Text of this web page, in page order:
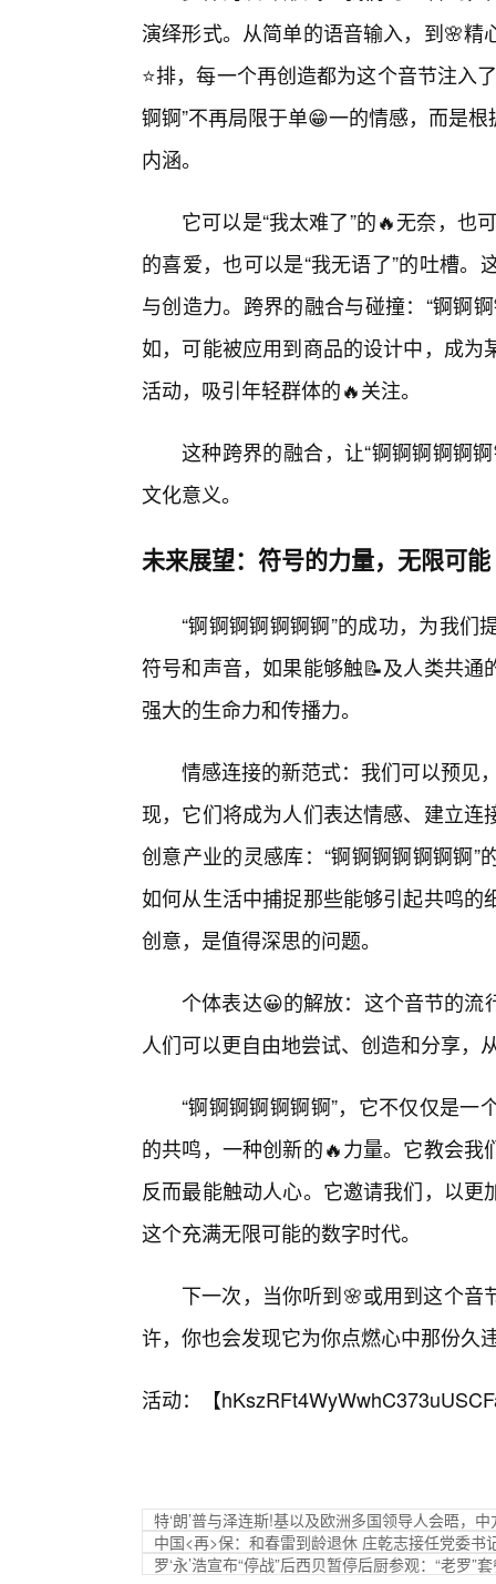
演绎形式。从简单的语音输入，到🌸
⭐排，每一个再创造都为这个音节注入
锕锕”不再局限于单😁一的情感，而是
内涵。
它可以是“我太难了”的🔥无奈，也
的喜爱，也可以是“我无语了”的吐槽
与创造力。跨界的融合与碰撞：“锕锕
如，可能被应用到商品的设计中，成
活动，吸引年轻群体的🔥关注。
这种跨界的融合，让“锕锕锕锕锕
文化意义。
未来展望：符号的力量，无限可能
“锕锕锕锕锕锕锕”的成功，为我
符号和声音，如果能够触📝及人类共
强大的生命力和传播力。
情感连接的新范式：我们可以预见
现，它们将成为人们表达情感、建立
创意产业的灵感库：“锕锕锕锕锕锕锕
如何从生活中捕捉那些能够引起共鸣
创意，是值得深思的问题。
个体表达😀的解放：这个音节的流
人们可以更自由地尝试、创造和分享，
“锕锕锕锕锕锕锕”，它不仅仅是
的共鸣，一种创新的🔥力量。它教会
反而最能触动人心。它邀请我们，以
这个充满无限可能的数字时代。
下一次，当你听到🌸或用到这个
许，你也会发现它为你点燃心中那份久
活动：【
特‘朗’普与泽连斯!基以及欧洲多国领导人会晤，
中国<再>保：和春雷到龄退休 庄乾志接任党委书
罗‘永’浩宣布“停战”后西贝暂停后厨参观：“老罗”